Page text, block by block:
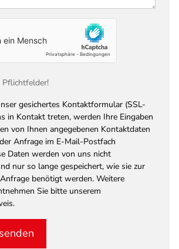
gesichertes Kontaktformular (SSL-
in Kontakt treten, werden Ihre Eingaben
von Ihnen angegebenen Kontaktdaten
Anfrage im E-Mail-Postfach
Daten werden von uns nicht
nur so lange gespeichert, wie sie zur
benötigt werden. Weitere
Sie bitte unserem